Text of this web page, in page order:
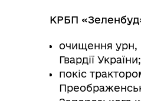
КРБП
очищення урн,
Гвардії
покіс